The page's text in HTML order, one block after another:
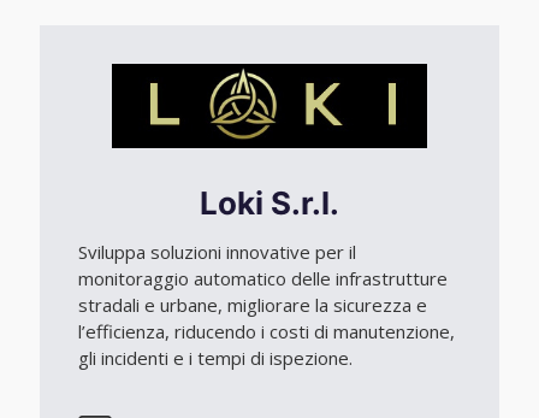
Loki S.r.l.
Sviluppa soluzioni innovative per il
monitoraggio automatico delle infrastrutture
stradali e urbane, migliorare la sicurezza e
l’efficienza, riducendo i costi di manutenzione,
gli incidenti e i tempi di ispezione.